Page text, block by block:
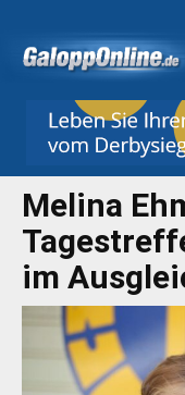
Melina
im